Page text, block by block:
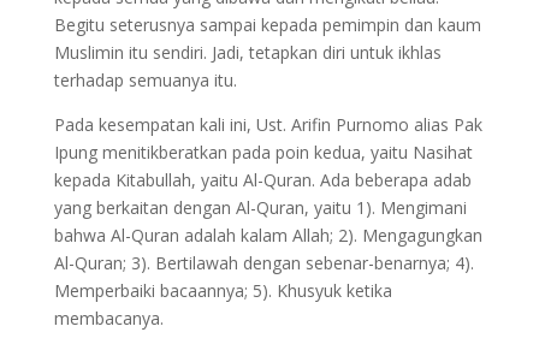
Begitu seterusnya sampai kepada pemimpin dan kaum
Muslimin itu sendiri. Jadi, tetapkan diri untuk ikhlas
terhadap semuanya itu.
Pada kesempatan kali ini, Ust. Arifin Purnomo alias Pak
Ipung menitikberatkan pada poin kedua, yaitu Nasihat
kepada Kitabullah, yaitu Al-Quran. Ada beberapa adab
yang berkaitan dengan Al-Quran, yaitu 1). Mengimani
bahwa Al-Quran adalah kalam Allah; 2). Mengagungkan
Al-Quran; 3). Bertilawah dengan sebenar-benarnya; 4).
Memperbaiki bacaannya; 5). Khusyuk ketika
membacanya.